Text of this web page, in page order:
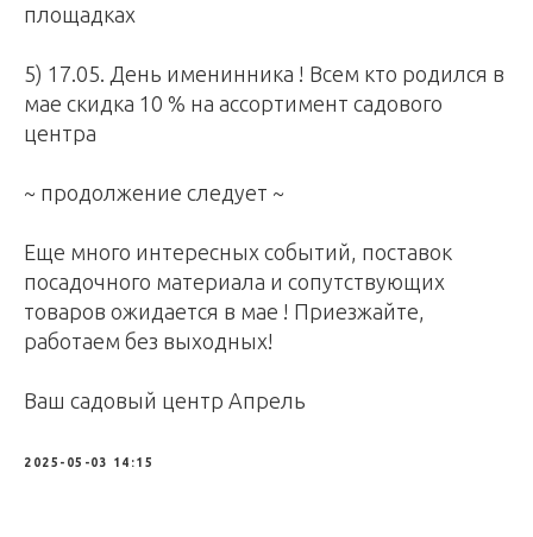
площадках
5) 17.05. День именинника ! Всем кто родился в
мае скидка 10 % на ассортимент садового
центра
~ продолжение следует ~
Еще много интересных событий, поставок
посадочного материала и сопутствующих
товаров ожидается в мае ! Приезжайте,
работаем без выходных!
Ваш садовый центр Апрель
2025-05-03 14:15